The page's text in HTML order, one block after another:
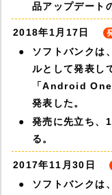
品アップデート
2018年1月17日
ソフトバンク
ルとして発表し
「Android
発表した。
発売に先立ち、
る。
2017年11月30日
ソフトバンク